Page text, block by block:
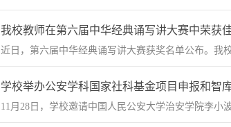
我校教师在第六届中华经典诵写讲大赛中荣获
近日，第六届中华经典诵写讲大赛获奖名单公布。我
学校举办公安学科国家社科基金项目申报和智
​11月28日，学校邀请中国人民公安大学治安学院李小